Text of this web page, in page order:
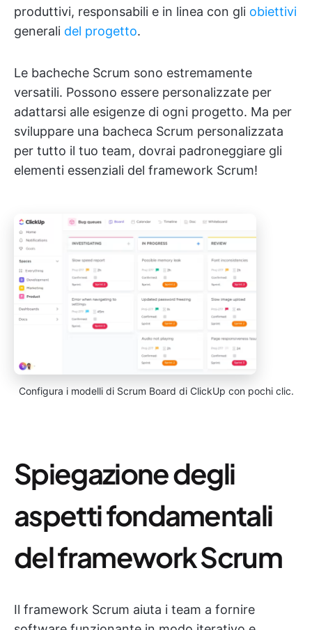
produttivi, responsabili e in linea con gli obiettivi
generali del progetto.
Le bacheche Scrum sono estremamente
versatili. Possono essere personalizzate per
adattarsi alle esigenze di ogni progetto. Ma per
sviluppare una bacheca Scrum personalizzata
per tutto il tuo team, dovrai padroneggiare gli
elementi essenziali del framework Scrum!
Configura i modelli di Scrum Board di ClickUp con pochi clic.
Spiegazione degli
aspetti fondamentali
del framework Scrum
Il framework Scrum aiuta i team a fornire